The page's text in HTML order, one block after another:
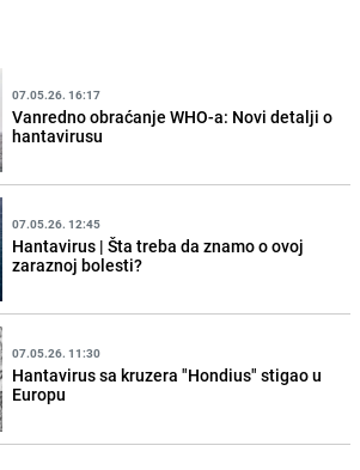
07.05.26. 16:17
Vanredno obraćanje WHO-a: Novi detalji o
hantavirusu
07.05.26. 12:45
Hantavirus | Šta treba da znamo o ovoj
zaraznoj bolesti?
07.05.26. 11:30
Hantavirus sa kruzera "Hondius" stigao u
Europu